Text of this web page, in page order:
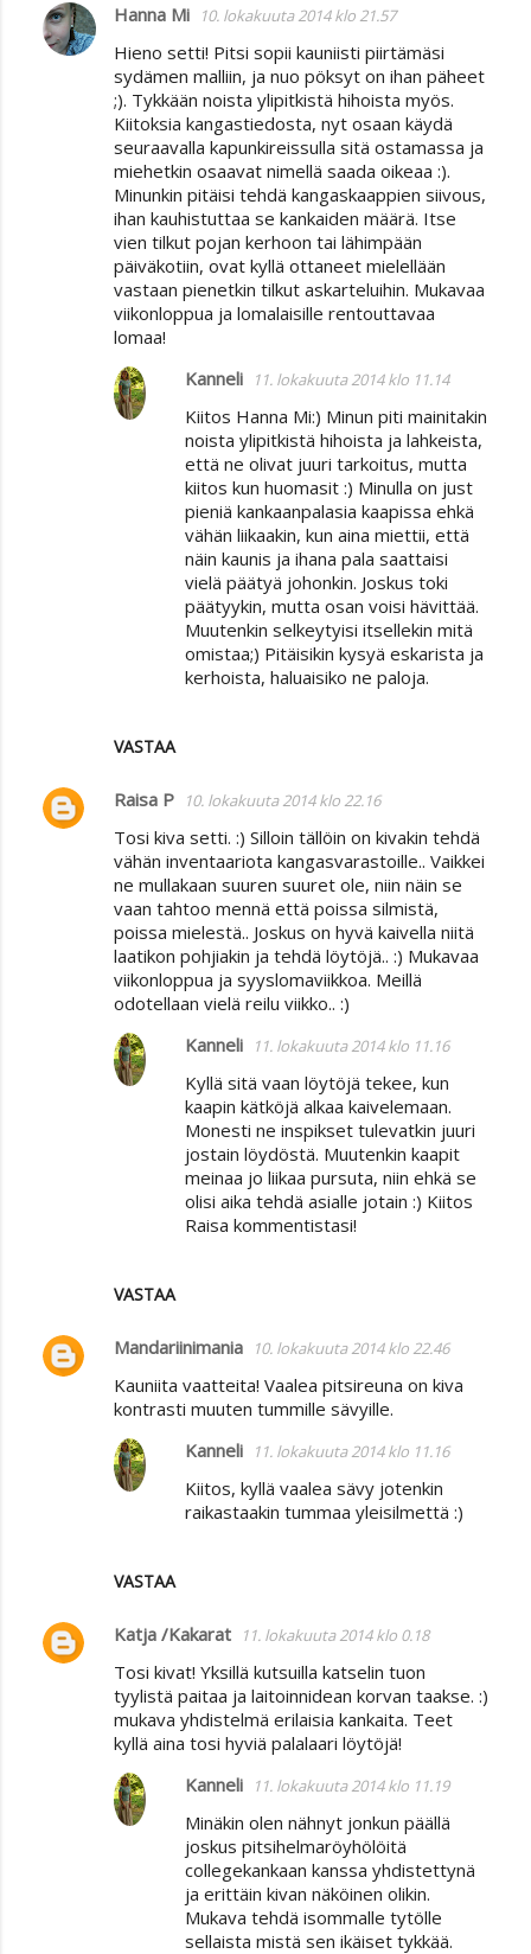
t
Hanna Mi 10. lokakuuta 2014 klo 21.57
Hieno setti! Pitsi sopii kauniisti piirtämäsi
sydämen malliin, ja nuo pöksyt on ihan päheet
;). Tykkään noista ylipitkistä hihoista myös.
Kiitoksia kangastiedosta, nyt osaan käydä
seuraavalla kapunkireissulla sitä ostamassa ja
miehetkin osaavat nimellä saada oikeaa :).
Minunkin pitäisi tehdä kangaskaappien siivous,
ihan kauhistuttaa se kankaiden määrä. Itse
vien tilkut pojan kerhoon tai lähimpään
päiväkotiin, ovat kyllä ottaneet mielellään
vastaan pienetkin tilkut askarteluihin. Mukavaa
viikonloppua ja lomalaisille rentouttavaa
lomaa!
VASTAA
Kanneli 11. lokakuuta 2014 klo 11.14
Kiitos Hanna Mi:) Minun piti mainitakin
noista ylipitkistä hihoista ja lahkeista,
että ne olivat juuri tarkoitus, mutta
kiitos kun huomasit :) Minulla on just
pieniä kankaanpalasia kaapissa ehkä
vähän liikaakin, kun aina miettii, että
näin kaunis ja ihana pala saattaisi
vielä päätyä johonkin. Joskus toki
päätyykin, mutta osan voisi hävittää.
Muutenkin selkeytyisi itsellekin mitä
omistaa;) Pitäisikin kysyä eskarista ja
kerhoista, haluaisiko ne paloja.
Raisa P 10. lokakuuta 2014 klo 22.16
Tosi kiva setti. :) Silloin tällöin on kivakin tehdä
vähän inventaariota kangasvarastoille.. Vaikkei
ne mullakaan suuren suuret ole, niin näin se
vaan tahtoo mennä että poissa silmistä,
poissa mielestä.. Joskus on hyvä kaivella niitä
laatikon pohjiakin ja tehdä löytöjä.. :) Mukavaa
viikonloppua ja syyslomaviikkoa. Meillä
odotellaan vielä reilu viikko.. :)
VASTAA
Kanneli 11. lokakuuta 2014 klo 11.16
Kyllä sitä vaan löytöjä tekee, kun
kaapin kätköjä alkaa kaivelemaan.
Monesti ne inspikset tulevatkin juuri
jostain löydöstä. Muutenkin kaapit
meinaa jo liikaa pursuta, niin ehkä se
olisi aika tehdä asialle jotain :) Kiitos
Raisa kommentistasi!
Mandariinimania 10. lokakuuta 2014 klo 22.46
Kauniita vaatteita! Vaalea pitsireuna on kiva
kontrasti muuten tummille sävyille.
VASTAA
Kanneli 11. lokakuuta 2014 klo 11.16
Kiitos, kyllä vaalea sävy jotenkin
raikastaakin tummaa yleisilmettä :)
Katja /Kakarat 11. lokakuuta 2014 klo 0.18
Tosi kivat! Yksillä kutsuilla katselin tuon
tyylistä paitaa ja laitoinnidean korvan taakse. :)
mukava yhdistelmä erilaisia kankaita. Teet
kyllä aina tosi hyviä palalaari löytöjä!
Kanneli
11. lokakuuta 2014 klo 11.19
Minäkin olen nähnyt jonkun päällä
joskus pitsihelmaröyhölöitä
collegekankaan kanssa yhdistettynä
ja erittäin kivan näköinen olikin.
Mukava tehdä isommalle tytölle
sellaista mistä sen ikäiset tykkää.